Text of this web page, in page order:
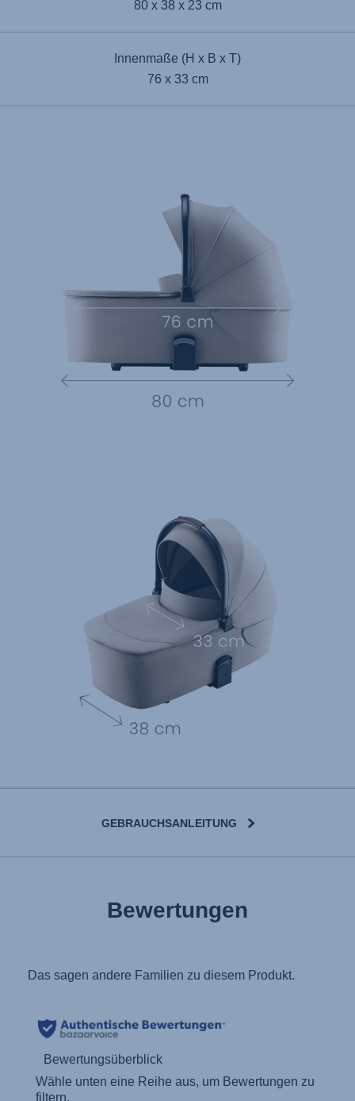
80 x 38 x 23 cm
Innenmaße (H x B x T)
76 x 33 cm
GEBRAUCHSANLEITUNG
Gebrauchsanleitung (Deutsch)
Mode d'emploi (Français)
Manual de instruções (Português)
Istruzioni per l’uso (Italiano)
Инструкция пользователя (Русский язык)
Bewertungen